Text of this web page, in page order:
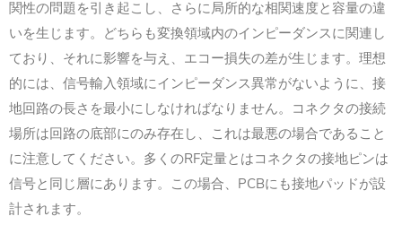
関性の問題を引き起こし、さらに局所的な相関速度と容量の違
いを生じます。どちらも変換領域内のインピーダンスに関連し
ており、それに影響を与え、エコー損失の差が生じます。理想
的には、信号輸入領域にインピーダンス異常がないように、接
地回路の長さを最小にしなければなりません。コネクタの接続
場所は回路の底部にのみ存在し、これは最悪の場合であること
に注意してください。多くのRF定量とはコネクタの接地ピンは
信号と同じ層にあります。この場合、 PCBにも接地パッドが設
計されます。